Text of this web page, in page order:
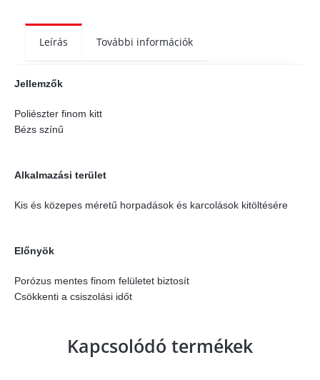
Leírás További információk
Jellemzők
Poliészter finom kitt
Bézs színű
Alkalmazási terület
Kis és közepes méretű horpadások és karcolások kitöltésére
Előnyök
Porózus mentes finom felületet biztosít
Csökkenti a csiszolási időt
Kapcsolódó termékek